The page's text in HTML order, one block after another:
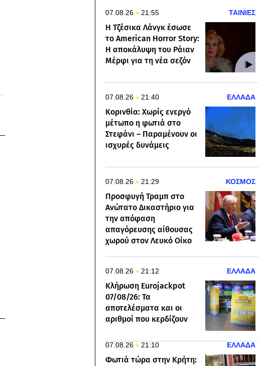
07.08.26 21:55 ΤΑΙΝΙΕΣ
Η Τζέσικα Λάνγκ έσωσε
το American Horror Story:
Η αποκάλυψη του Ράιαν
Μέρφι για τη νέα σεζόν
07.08.26 21:40 ΕΛΛΑΔΑ
Κορινθία: Χωρίς ενεργό
μέτωπο η φωτιά στο
Στεφάνι – Παραμένουν οι
ισχυρές δυνάμεις
07.08.26 21:29 ΚΟΣΜΟΣ
Προσφυγή Τραμπ στο
Ανώτατο Δικαστήριο για
την απόφαση
απαγόρευσης αίθουσας
χωρού στον Λευκό Οίκο
07.08.26 21:12 ΕΛΛΑΔΑ
Κλήρωση Eurojackpot
07/08/26: Τα
αποτελέσματα και οι
αριθμοί που κερδίζουν
07.08.26 21:10 ΕΛΛΑΔΑ
Φωτιά τώρα στην Κρήτη: